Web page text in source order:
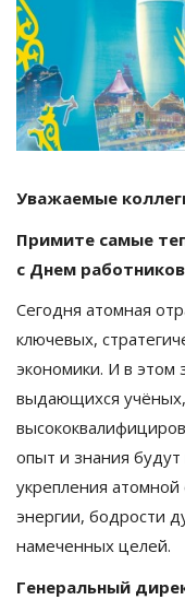
Уважаемые
Примите самые
с Днем
Сегодня атомная
ключевых,
экономики. И в этом
выдающихся
опыт и знания
укрепления
энергии, бодрости
намеченных целей.
Генеральный